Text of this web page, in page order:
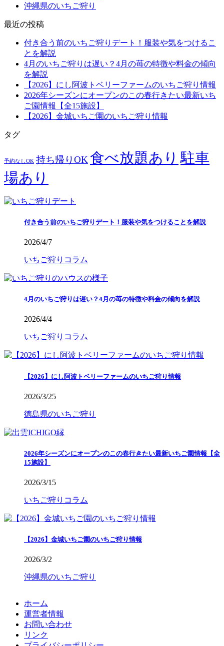
沖縄県のいちご狩り
最近の投稿
付き合う前のいちご狩りデート！服装や気をつけるこ
とを解説
4月のいちご狩りは遅い？4月の苺の特徴や料金の傾向
を解説
【2026】にし阿波トベリーファームのいちご狩り情報
2026年シーズンにオープンのこの春行きたい最新いち
ご園情報【全15施設】
【2026】金城いちご園のいちご狩り情報
タグ
予約なしOK 持ち帰りOK 食べ放題あり 駐車
場あり
付き合う前のいちご狩りデート！服装や気をつけることを解説
2026/4/7
いちご狩りコラム
4月のいちご狩りは遅い？4月の苺の特徴や料金の傾向を解説
2026/4/4
いちご狩りコラム
【2026】にし阿波トベリーファームのいちご狩り情報
2026/3/25
徳島県のいちご狩り
2026年シーズンにオープンのこの春行きたい最新いちご園情報【全
15施設】
2026/3/15
いちご狩りコラム
【2026】金城いちご園のいちご狩り情報
2026/3/2
沖縄県のいちご狩り
ホーム
運営者情報
お問い合わせ
リンク